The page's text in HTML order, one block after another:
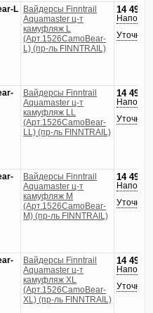
L
Вайдерсы Finntrail
Aquamaster ц-т
камуфляж L
(Арт.1526CamoBear-
L) (пр-ль FINNTRAIL)
14 490
Вайдерсы Finntrail
Aquamaster ц-т
камуфляж LL
(Арт.1526CamoBear-
LL) (пр-ль FINNTRAIL)
14 490
Вайдерсы Finntrail
Aquamaster ц-т
камуфляж M
(Арт.1526CamoBear-
M) (пр-ль FINNTRAIL)
14 490
Вайдерсы Finntrail
Aquamaster ц-т
камуфляж XL
(Арт.1526CamoBear-
XL) (пр-ль FINNTRAIL)
14 490